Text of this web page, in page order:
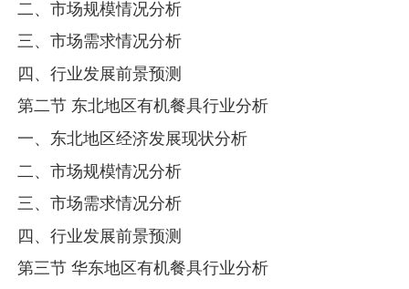
二、市场规模情况分析
三、市场需求情况分析
四、行业发展前景预测
第二节 东北地区有机餐具行业分析
一、东北地区经济发展现状分析
二、市场规模情况分析
三、市场需求情况分析
四、行业发展前景预测
第三节 华东地区有机餐具行业分析